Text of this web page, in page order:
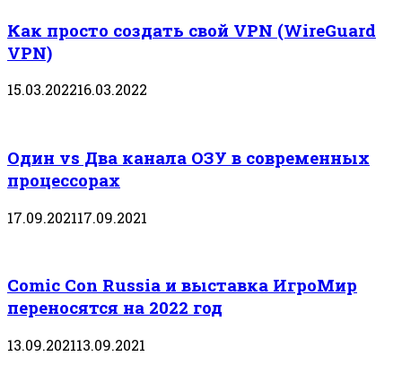
Как просто создать свой VPN (WireGuard
VPN)
15.03.202216.03.2022
Один vs Два канала ОЗУ в современных
процессорах
17.09.202117.09.2021
Comic Con Russia и выставка ИгроМир
переносятся на 2022 год
13.09.202113.09.2021